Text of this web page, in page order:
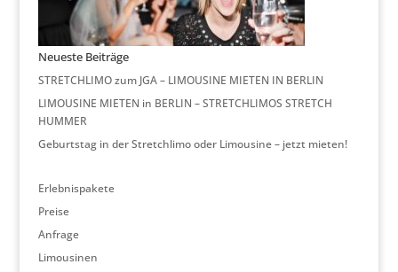
Neueste Beiträge
STRETCHLIMO zum JGA – LIMOUSINE MIETEN IN BERLIN
LIMOUSINE MIETEN in BERLIN – STRETCHLIMOS STRETCH
HUMMER
Geburtstag in der Stretchlimo oder Limousine – jetzt mieten!
Erlebnispakete
Preise
Anfrage
Limousinen